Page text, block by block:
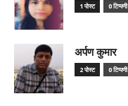
1 पोस्ट 0 टिप्पणी
अर्पण कुमार
2 पोस्ट 0 टिप्पणी